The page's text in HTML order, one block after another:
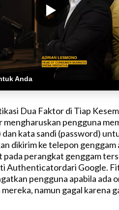
Anda
Dua Faktor di Tiap
pengguna
kata sandi (password)
dikirim ke telepon genggam
pada perangkat genggam
Authenticatordari Google.
pengguna apabila ada
namun gagal karena